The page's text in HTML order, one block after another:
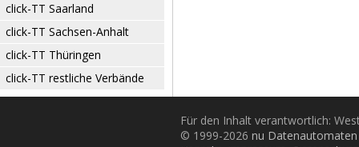
click-TT Saarland
click-TT Sachsen-Anhalt
click-TT Thüringen
click-TT restliche Verbände
Für den Inhalt verantwortlich:
© 1999-2026 nu